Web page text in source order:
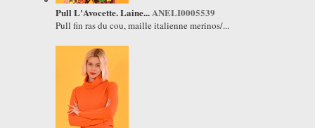
Pull L'Avocette. Laine...ANELI0005539
Pull fin ras du cou, maille italienne merinos/...